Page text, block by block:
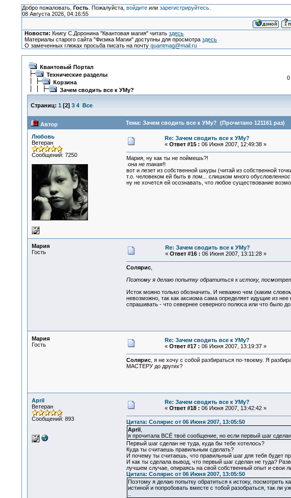
Добро пожаловать, Гость. Пожалуйста, войдитеили зарегистрируйтесь.
08 Августа 2026, 04:16:55
Новости: Книгу С.Доронина "Квантовая магия" читатьздесь
Материалы старого сайта "Физика Магии" доступны для просмотраздесь
О замеченных глюках просьба писать на почтуquantmag@mail.ru
Квантовый Портал
Технические разделы
Корзина
Зачем сводить все к УМу?
0
Страниц: 1 [2] 3 4 Все
Автор Тема: Зачем сводить все к УМу? (Прочитано 121161 раз)
Любовь
Ветеран
Сообщений: 7250
Re: Зачем сводить все к УМу?
« Ответ #15 : 06 Июня 2007, 12:49:38 »
Мария, ну как ты не поймешь?!
она не такая!!
вот и лезет из собственной шкуры (читай из собственной
т.о. человеком ей быть в лом... слишком много
ну не хочется ей осознавать, что любое существование
Мария
Гость
Re: Зачем сводить все к УМу?
« Ответ #16 : 06 Июня 2007, 13:11:28 »
Солярис,
Поэтому я делаю попытку обратиться к истоку,
Исток можно только обозначить. И неважно чем (каким
невозможно, так как аксиома сама определяет идущие из
спрашивать - что севернее северного полюса или что было до
Мария
Гость
Re: Зачем сводить все к УМу?
« Ответ #17 : 06 Июня 2007, 13:19:37 »
Солярис, я не хочу с собой разбираться по-твоему. Я
МАСТЕРУ до других?
April
Ветеран
Сообщений: 893
Re: Зачем сводить все к УМу?
« Ответ #18 : 06 Июня 2007, 13:42:42 »
Цитата: Солярис от 06 Июня 2007, 13:05:50
April
я прочитала ВСЁ твоё сообщение, но если первый шаг
Первый шаг сделан не туда, куда бы тебе хотелось?
Куда ты считаешь правильным сделать?
И почему ты считаешь, что правильный шаг для тебя будет
И как ты сделала вывод, что первый шаг сделан не туда?
лучшем случае, опираясь на свой собственный опыт и свои
Цитата: Солярис от 06 Июня 2007, 13:05:50
Поэтому я делаю попытку обратиться к истоку, посмотреть
истиной и попробовать вместе с тобой разобраться, так ли